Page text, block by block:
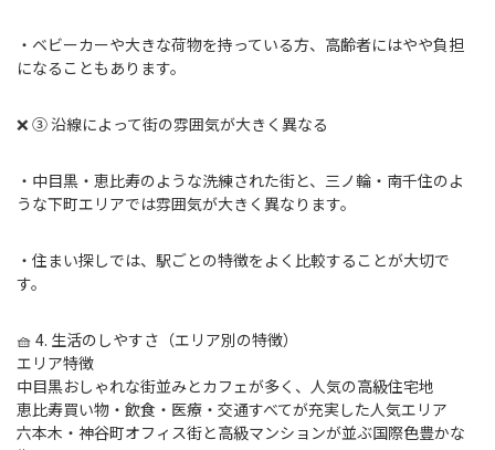
・ベビーカーや大きな荷物を持っている方、高齢者にはやや負担
になることもあります。
❌ ③ 沿線によって街の雰囲気が大きく異なる
・中目黒・恵比寿のような洗練された街と、三ノ輪・南千住のよ
うな下町エリアでは雰囲気が大きく異なります。
・住まい探しでは、駅ごとの特徴をよく比較することが大切で
す。
🧺 4. 生活のしやすさ（エリア別の特徴）
エリア特徴
中目黒おしゃれな街並みとカフェが多く、人気の高級住宅地
恵比寿買い物・飲食・医療・交通すべてが充実した人気エリア
六本木・神谷町オフィス街と高級マンションが並ぶ国際色豊かな